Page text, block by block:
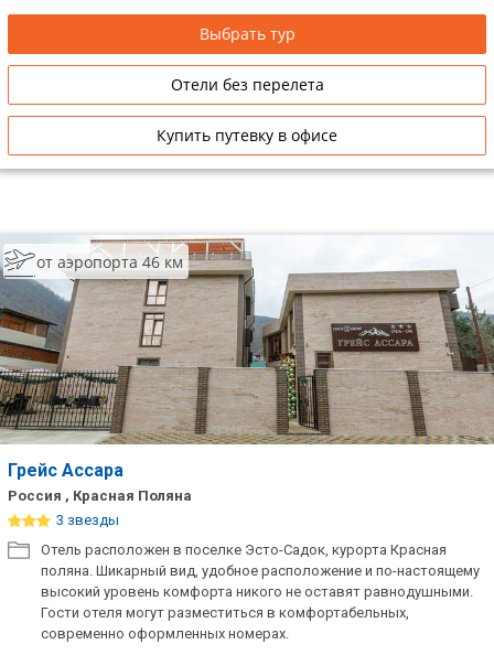
Выбрать тур
Отели без перелета
Купить путевку в офисе
от аэропорта 46 км
Грейс Ассара
Россия , Красная Поляна
3 звезды
Отель расположен в поселке Эсто-Садок, курорта Красная
поляна. Шикарный вид, удобное расположение и по-настоящему
высокий уровень комфорта никого не оставят равнодушными.
Гости отеля могут разместиться в комфортабельных,
современно оформленных номерах.